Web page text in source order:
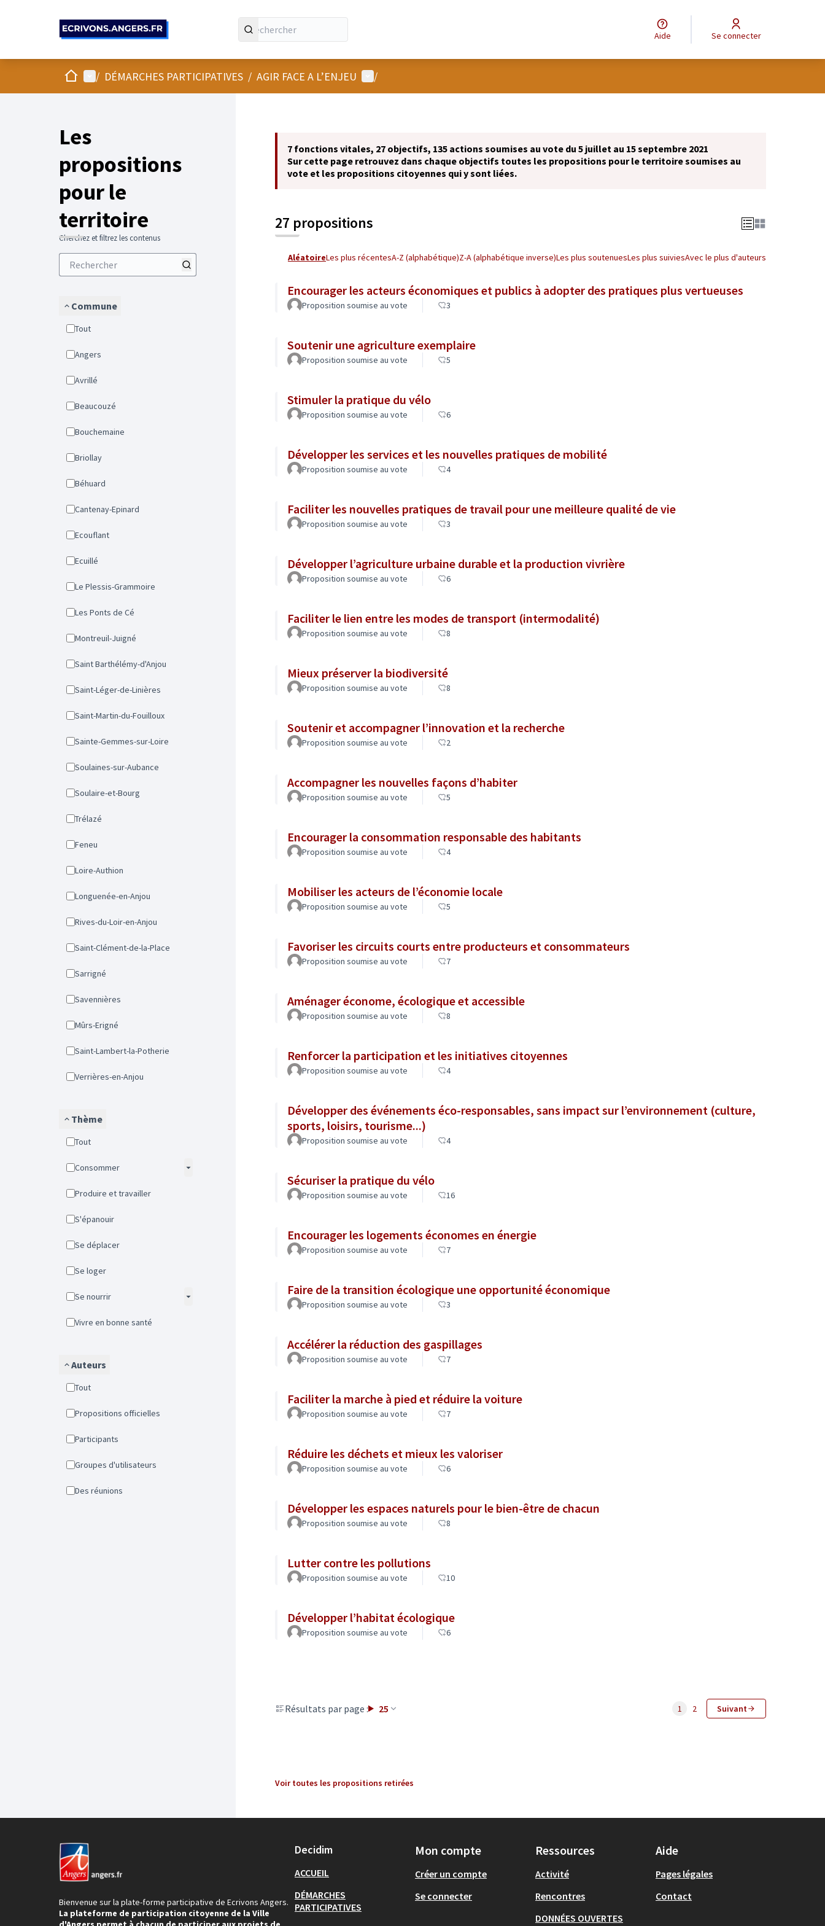
Aide Se connecter
AccueilMenu principal
/ DÉMARCHES PARTICIPATIVES / AGIR FACE A L’ENJEU Menu utilisateur
/
Les
propositions
pour le
territoire
Cherchez et filtrez les contenus
Commune
Tout
Angers
Avrillé
Beaucouzé
Bouchemaine
Briollay
Béhuard
Cantenay-Epinard
Ecouflant
Ecuillé
Le Plessis-Grammoire
Les Ponts de Cé
Montreuil-Juigné
Saint Barthélémy-d'Anjou
Saint-Léger-de-Linières
Saint-Martin-du-Fouilloux
Sainte-Gemmes-sur-Loire
Soulaines-sur-Aubance
Soulaire-et-Bourg
Trélazé
Feneu
Loire-Authion
Longuenée-en-Anjou
Rives-du-Loir-en-Anjou
Saint-Clément-de-la-Place
Sarrigné
Savennières
Mûrs-Erigné
Saint-Lambert-la-Potherie
Verrières-en-Anjou
Thème
Tout
Consommer
Produire et travailler
S'épanouir
Se déplacer
Se loger
Se nourrir
Vivre en bonne santé
Auteurs
Tout
Propositions officielles
Participants
Groupes d'utilisateurs
Des réunions
7 fonctions vitales, 27 objectifs, 135 actions soumises au vote du 5 juillet au 15 septembre 2021
Sur cette page retrouvez dans chaque objectifs toutes les propositions pour le territoire soumises au
vote et les propositions citoyennes qui y sont liées.
27 propositions
AléatoireLes plus récentesA-Z (alphabétique)Z-A (alphabétique inverse)Les plus soutenuesLes plus suiviesAvec le plus d'auteurs
Encourager les acteurs économiques et publics à adopter des pratiques plus vertueuses
Proposition soumise au vote 3
Soutenir une agriculture exemplaire
Proposition soumise au vote 5
Stimuler la pratique du vélo
Proposition soumise au vote 6
Développer les services et les nouvelles pratiques de mobilité
Proposition soumise au vote 4
Faciliter les nouvelles pratiques de travail pour une meilleure qualité de vie
Proposition soumise au vote 3
Développer l’agriculture urbaine durable et la production vivrière
Proposition soumise au vote 6
Faciliter le lien entre les modes de transport (intermodalité)
Proposition soumise au vote 8
Mieux préserver la biodiversité
Proposition soumise au vote 8
Soutenir et accompagner l’innovation et la recherche
Proposition soumise au vote 2
Accompagner les nouvelles façons d’habiter
Proposition soumise au vote 5
Encourager la consommation responsable des habitants
Proposition soumise au vote 4
Mobiliser les acteurs de l’économie locale
Proposition soumise au vote 5
Favoriser les circuits courts entre producteurs et consommateurs
Proposition soumise au vote 7
Aménager économe, écologique et accessible
Proposition soumise au vote 8
Renforcer la participation et les initiatives citoyennes
Proposition soumise au vote 4
Développer des événements éco-responsables, sans impact sur l’environnement (culture,
sports, loisirs, tourisme...)
Proposition soumise au vote 4
Sécuriser la pratique du vélo
Proposition soumise au vote 16
Encourager les logements économes en énergie
Proposition soumise au vote 7
Faire de la transition écologique une opportunité économique
Proposition soumise au vote 3
Accélérer la réduction des gaspillages
Proposition soumise au vote 7
Faciliter la marche à pied et réduire la voiture
Proposition soumise au vote 7
Réduire les déchets et mieux les valoriser
Proposition soumise au vote 6
Développer les espaces naturels pour le bien-être de chacun
Proposition soumise au vote 8
Lutter contre les pollutions
Proposition soumise au vote 10
Développer l’habitat écologique
Proposition soumise au vote 6
Résultats par page : 25 1 2 Suivant
Voir toutes les propositions retirées
Bienvenue sur la plate-forme participative de Ecrivons Angers.
La plateforme de participation citoyenne de la Ville
Decidim
ACCUEIL
DÉMARCHES
PARTICIPATIVES
Mon compte
Créer un compte
Se connecter
Ressources
Activité
Rencontres
DONNÉES OUVERTES
Aide
Pages légales
Contact